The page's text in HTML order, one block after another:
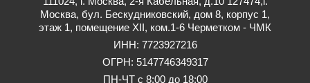
Москва, бул. Бескудниковский, дом 8, корпус 1,
этаж 1, помещение XII, ком.1-6 Черметком - ЧМК
ИНН: 7723927216
ОГРН: 5147746349317
ПН-ЧТ с 8:00 до 18:00